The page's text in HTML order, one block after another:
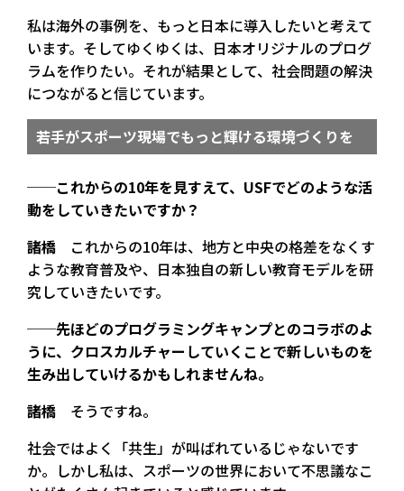
私は海外の事例を、もっと日本に導入したいと考えて
います。そしてゆくゆくは、日本オリジナルのプログ
ラムを作りたい。それが結果として、社会問題の解決
につながると信じています。
若手がスポーツ現場でもっと輝ける環境づくりを
──これからの10年を見すえて、USFでどのような活
動をしていきたいですか？
諸橋 これからの10年は、地方と中央の格差をなくす
ような教育普及や、日本独自の新しい教育モデルを研
究していきたいです。
──先ほどのプログラミングキャンプとのコラボのよ
うに、クロスカルチャーしていくことで新しいものを
生み出していけるかもしれませんね。
諸橋 そうですね。
社会ではよく「共生」が叫ばれているじゃないです
か。しかし私は、スポーツの世界において不思議なこ